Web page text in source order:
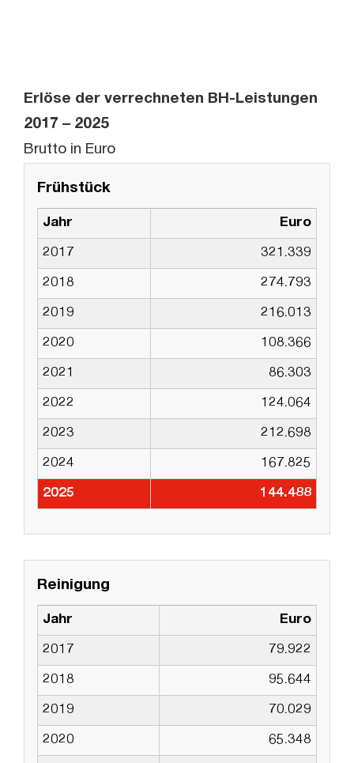
Erlöse der verrechneten BH-Leistungen
2017 – 2025
Brutto in Euro
Frühstück
Jahr Euro
2017 321.339
2018 274.793
2019 216.013
2020 108.366
2021 86.303
2022 124.064
2023 212.698
2024 167.825
2025 144.488
Reinigung
Jahr Euro
2017 79.922
2018 95.644
2019 70.029
2020 65.348